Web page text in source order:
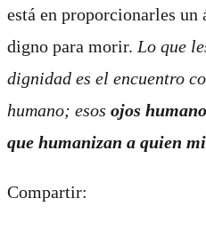
está en proporcionarles
digno para morir. Lo que
dignidad es el encuentro
humano; esos ojos
que humanizan a quien
Compartir: